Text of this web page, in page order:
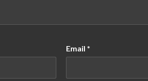
Email *